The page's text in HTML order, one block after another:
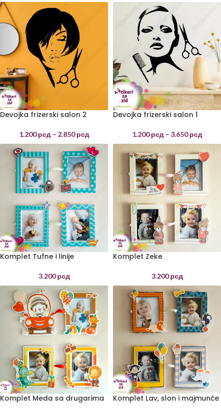
Devojka frizerski salon 2
1.200рсд – 2.850рсд
Devojka frizerski salon 1
1.200рсд – 3.650рсд
Komplet Tufne i linije
3.200рсд
Komplet Zeke
3.200рсд
Komplet Meda sa drugarima Komplet Lav, slon i majmunče